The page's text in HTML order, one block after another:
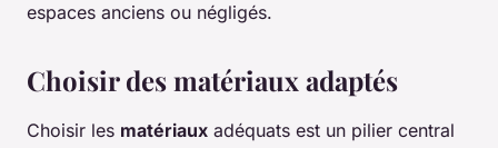
espaces anciens ou négligés.
Choisir des matériaux adaptés
Choisir les matériaux adéquats est un pilier central